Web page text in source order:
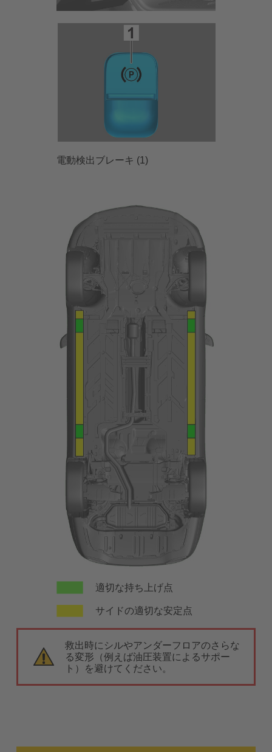
電動検出ブレーキ (1)
適切な持ち上げ点
サイドの適切な安定点
救出時にシルやアンダーフロアのさらな
る変形（例えば油圧装置によるサポー
ト）を避けてください。